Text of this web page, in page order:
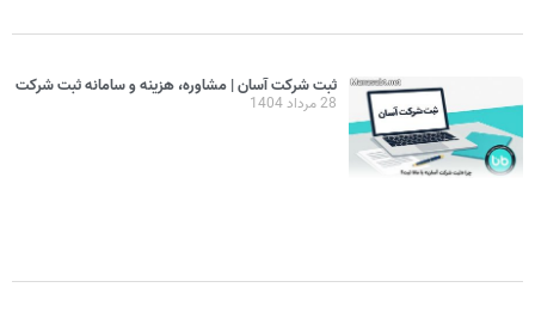
ثبت شرکت آسان | مشاوره، هزینه و سامانه ثبت شرکت
28 مرداد 1404